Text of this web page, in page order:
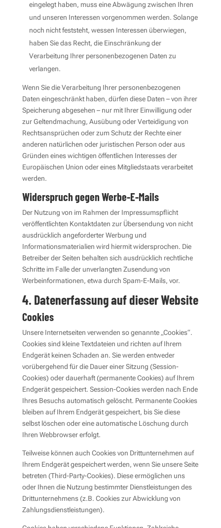
eingelegt haben, muss eine Abwägung zwischen Ihren
und unseren Interessen vorgenommen werden. Solange
noch nicht feststeht, wessen Interessen überwiegen,
haben Sie das Recht, die Einschränkung der
Verarbeitung Ihrer personenbezogenen Daten zu
verlangen.
Wenn Sie die Verarbeitung Ihrer personenbezogenen
Daten eingeschränkt haben, dürfen diese Daten – von ihrer
Speicherung abgesehen – nur mit Ihrer Einwilligung oder
zur Geltendmachung, Ausübung oder Verteidigung von
Rechtsansprüchen oder zum Schutz der Rechte einer
anderen natürlichen oder juristischen Person oder aus
Gründen eines wichtigen öffentlichen Interesses der
Europäischen Union oder eines Mitgliedstaats verarbeitet
werden.
Widerspruch gegen Werbe-E-Mails
Der Nutzung von im Rahmen der Impressumspflicht
veröffentlichten Kontaktdaten zur Übersendung von nicht
ausdrücklich angeforderter Werbung und
Informationsmaterialien wird hiermit widersprochen. Die
Betreiber der Seiten behalten sich ausdrücklich rechtliche
Schritte im Falle der unverlangten Zusendung von
Werbeinformationen, etwa durch Spam-E-Mails, vor.
4. Datenerfassung auf dieser Website
Cookies
Unsere Internetseiten verwenden so genannte „Cookies“.
Cookies sind kleine Textdateien und richten auf Ihrem
Endgerät keinen Schaden an. Sie werden entweder
vorübergehend für die Dauer einer Sitzung (Session-
Cookies) oder dauerhaft (permanente Cookies) auf Ihrem
Endgerät gespeichert. Session-Cookies werden nach Ende
Ihres Besuchs automatisch gelöscht. Permanente Cookies
bleiben auf Ihrem Endgerät gespeichert, bis Sie diese
selbst löschen oder eine automatische Löschung durch
Ihren Webbrowser erfolgt.
Teilweise können auch Cookies von Drittunternehmen auf
Ihrem Endgerät gespeichert werden, wenn Sie unsere Seite
betreten (Third-Party-Cookies). Diese ermöglichen uns
oder Ihnen die Nutzung bestimmter Dienstleistungen des
Drittunternehmens (z.B. Cookies zur Abwicklung von
Zahlungsdienstleistungen).